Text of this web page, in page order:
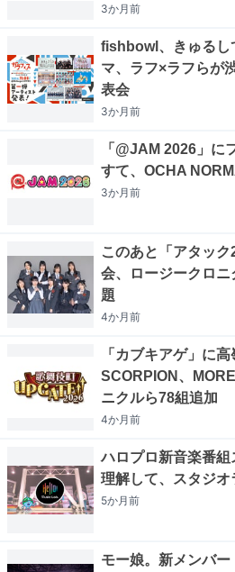
3か月前
fishbowl、きゅるし
マ、ラフ×ラフらが
表会
3か月前
「@JAM 2026」に
すて、OCHA
3か月前
このあと「アタッ
会、ロージークロ
題
4か月前
「カブキアゲ」に
SCORPION、
ニクルら78組追加
4か月前
ハロプロ新音楽番
理解して、スタジ
5か月前
モー娘。新メンバ